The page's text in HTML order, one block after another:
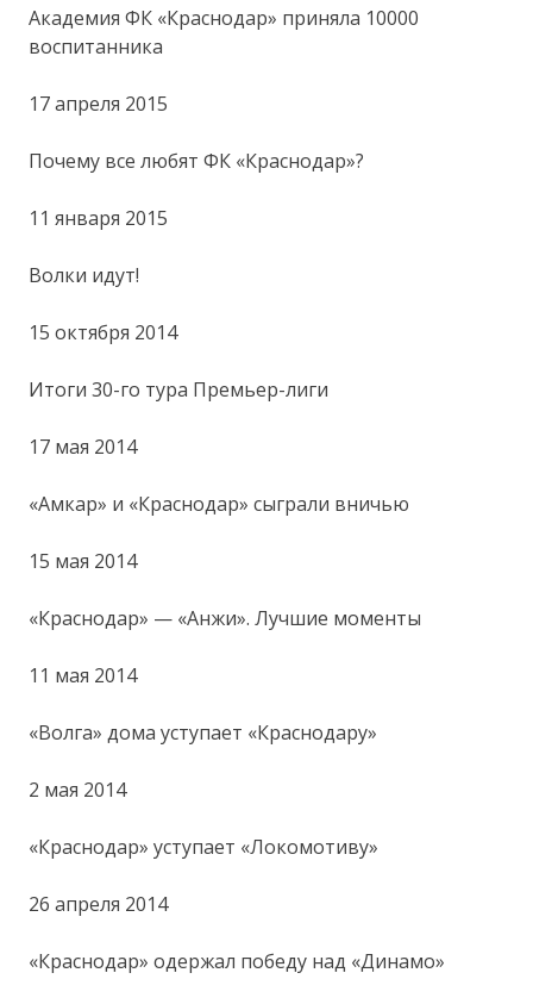
Академия ФК «Краснодар» приняла 10000
воспитанника
17 апреля 2015
Почему все любят ФК «Краснодар»?
11 января 2015
Волки идут!
15 октября 2014
Итоги 30-го тура Премьер-лиги
17 мая 2014
«Амкар» и «Краснодар» сыграли вничью
15 мая 2014
«Краснодар» — «Анжи». Лучшие моменты
11 мая 2014
«Волга» дома уступает «Краснодару»
2 мая 2014
«Краснодар» уступает «Локомотиву»
26 апреля 2014
«Краснодар» одержал победу над «Динамо»